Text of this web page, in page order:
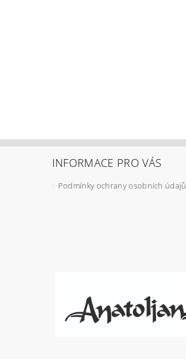
INFORMACE PRO VÁS
Podmínky ochrany osobních údajů